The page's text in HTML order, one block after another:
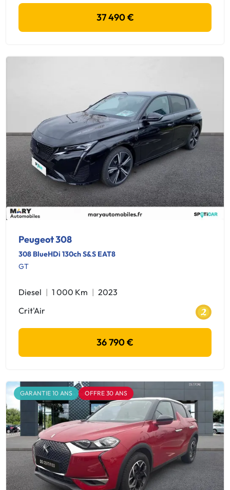
37 490 €
Peugeot 308
308 BlueHDi 130ch S&S EAT8
GT
Diesel 1 000 Km
2023
Crit'Air
36 790 €
GARANTIE 10 ANS OFFRE 30 ANS